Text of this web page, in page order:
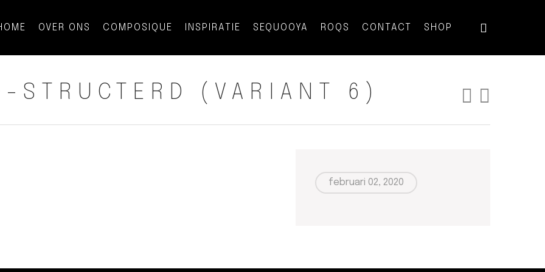
OVER ONS COMPOSIQUE INSPIRATIE SEQUOOYA ROQS CONTACT SHOP
STRUCTERD (VARIANT 6)
februari 02, 2020